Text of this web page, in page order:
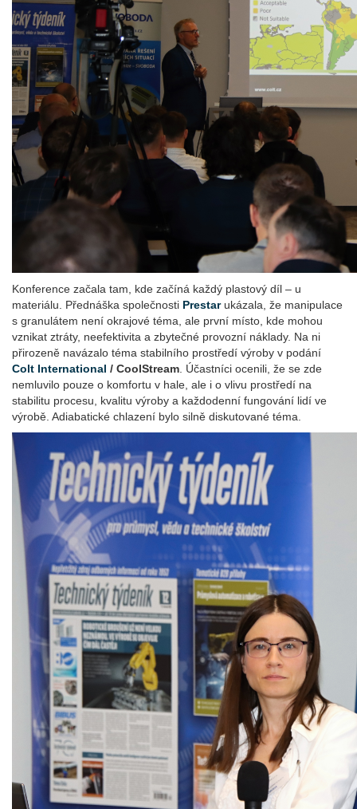
Konference začala tam, kde začíná každý plastový díl – u
materiálu. Přednáška společnosti Prestarukázala, že manipulace
s granulátem není okrajové téma, ale první místo, kde mohou
vznikat ztráty, neefektivita a zbytečné provozní náklady. Na ni
přirozeně navázalo téma stabilního prostředí výroby v podání
Colt International / CoolStream . Účastníci ocenili, že se zde
nemluvilo pouze o komfortu v hale, ale i o vlivu prostředí na
stabilitu procesu, kvalitu výroby a každodenní fungování lidí ve
výrobě. Adiabatické chlazení bylo silně diskutované téma.